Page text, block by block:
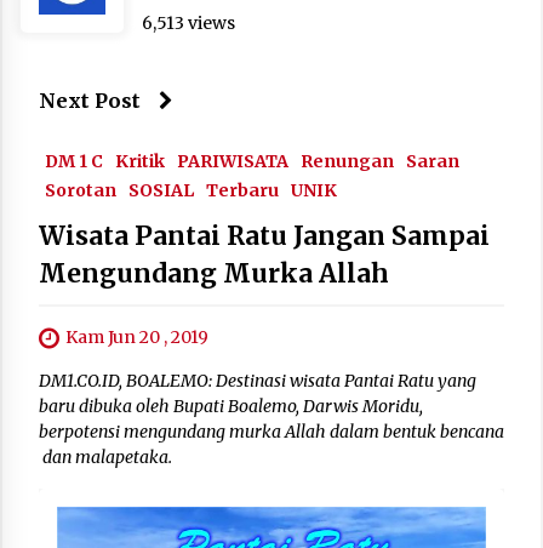
6,513 views
Next Post
DM 1 C Kritik PARIWISATA Renungan
Saran
Sorotan
SOSIAL Terbaru UNIK
Wisata Pantai Ratu Jangan Sampai
Mengundang Murka Allah
Kam Jun 20 , 2019
DM1.CO.ID, BOALEMO: Destinasi wisata Pantai Ratu yang
baru dibuka oleh Bupati Boalemo, Darwis Moridu,
berpotensi mengundang murka Allah dalam bentuk bencana
dan malapetaka.